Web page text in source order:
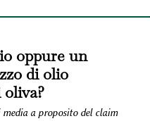
oppure un
di olio
a proposito del claim